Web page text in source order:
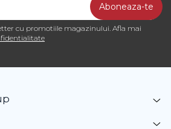
cu promotiile magazinului. Afla mai